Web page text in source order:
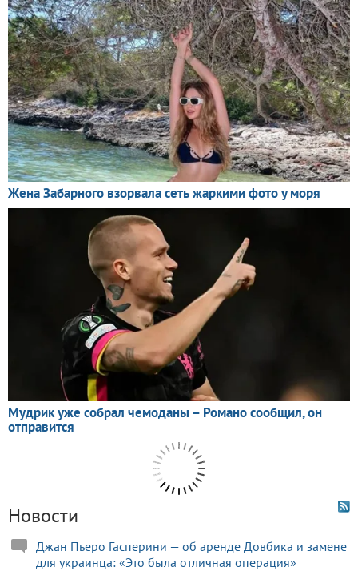
Новости
Джан Пьеро Гасперини — об аренде Довбика и замене
для украинца: «Это была отличная операция»